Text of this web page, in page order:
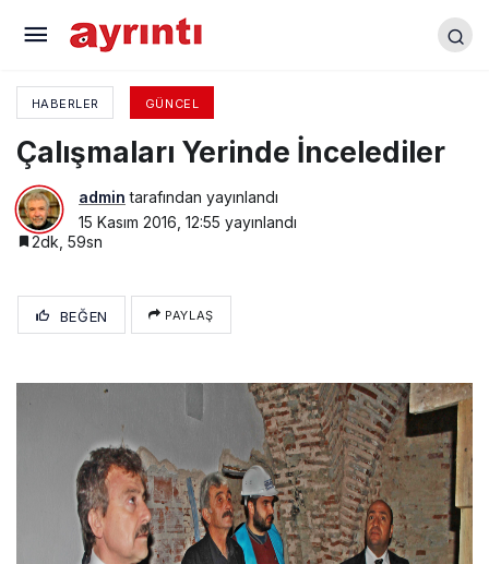
HABERLER GÜNCEL
Çalışmaları Yerinde İncelediler
admin tarafından yayınlandı
15 Kasım 2016, 12:55 yayınlandı
2dk, 59sn
BEĞEN PAYLAŞ
Bayan Fitness Salonu Hizmete Açıldı